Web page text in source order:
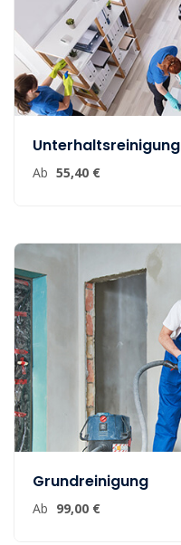
Unterhaltsreinigung
Ab 55,40 €
Grundreinigung
Ab 99,00 €